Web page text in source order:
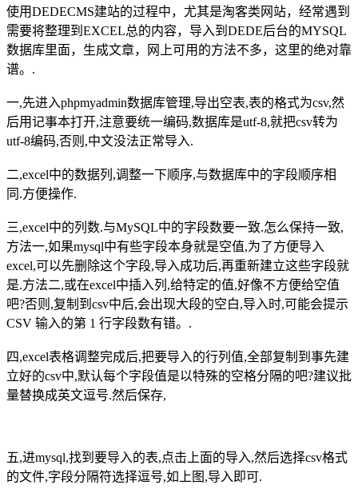
使用DEDECMS建站的过程中，尤其是淘客类网站，经常遇到
需要将整理到EXCEL总的内容，导入到DEDE后台的MYSQL
数据库里面，生成文章，网上可用的方法不多，这里的绝对靠
谱。.
一,先进入phpmyadmin数据库管理,导出空表,表的格式为csv,然
后用记事本打开,注意要统一编码,数据库是utf-8,就把csv转为
utf-8编码,否则,中文没法正常导入.
二,excel中的数据列,调整一下顺序,与数据库中的字段顺序相
同.方便操作.
三,excel中的列数.与MySQL中的字段数要一致.怎么保持一致,
方法一,如果mysql中有些字段本身就是空值,为了方便导入
excel,可以先删除这个字段,导入成功后,再重新建立这些字段就
是.方法二,或在excel中插入列,给特定的值,好像不方便给空值
吧?否则,复制到csv中后,会出现大段的空白,导入时,可能会提示
CSV 输入的第 1 行字段数有错。.
四,excel表格调整完成后,把要导入的行列值,全部复制到事先建
立好的csv中,默认每个字段值是以特殊的空格分隔的吧?建议批
量替换成英文逗号.然后保存,
五,进mysql,找到要导入的表,点击上面的导入,然后选择csv格式
的文件,字段分隔符选择逗号,如上图,导入即可.